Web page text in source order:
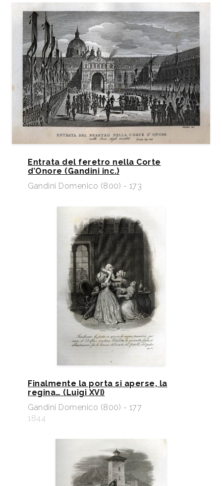
Entrata del feretro nella Corte
d’Onore (Gandini inc.)
Gandini Domenico (800) - 173
Finalmente la porta si aperse, la
regina… (Luigi XVI)
Gandini Domenico (800) - 177
1844